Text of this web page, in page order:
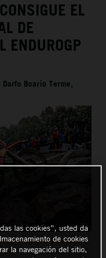
EL
DE
ENDUROGP
Boario Terme,
Racing - EnduroGP of
las cookies”, usted da
de cookies
la navegación del sitio,